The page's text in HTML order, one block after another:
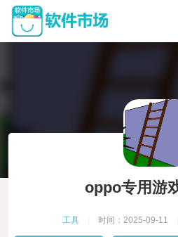
oppo专用游
工具 时间：2025-09-11